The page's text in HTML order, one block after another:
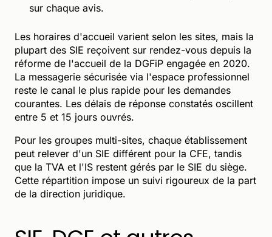
sur chaque avis.
Les horaires d'accueil varient selon les sites, mais la
plupart des SIE reçoivent sur rendez-vous depuis la
réforme de l'accueil de la DGFiP engagée en 2020.
La messagerie sécurisée via l'espace professionnel
reste le canal le plus rapide pour les demandes
courantes. Les délais de réponse constatés oscillent
entre 5 et 15 jours ouvrés.
Pour les groupes multi-sites, chaque établissement
peut relever d'un SIE différent pour la CFE, tandis
que la TVA et l'IS restent gérés par le SIE du siège.
Cette répartition impose un suivi rigoureux de la part
de la direction juridique.